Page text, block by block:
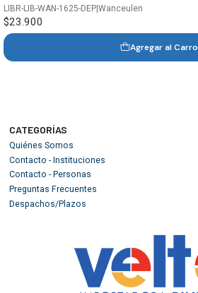
LIBR-LIB-WAN-1625-DEP|Wanceulen
$23.900
Agregar al Carro
CATEGORÍAS
Quiénes Somos
Contacto - Instituciones
Contacto - Personas
Preguntas Frecuentes
Despachos/Plazos